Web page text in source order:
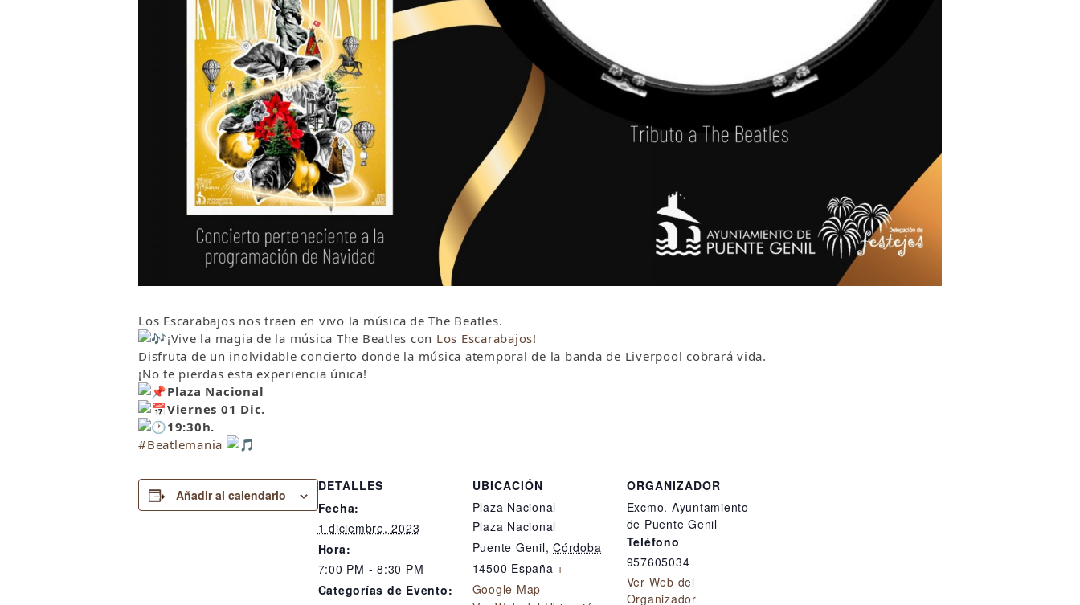
Los Escarabajos nos traen en vivo la música de The Beatles.
¡Vive la magia de la música The Beatles con Los Escarabajos!
Disfruta de un inolvidable concierto donde la música atemporal de la banda de Liverpool cobrará vida.
¡No te pierdas esta experiencia única!
Plaza Nacional
Viernes 01 Dic.
19:30h.
#Beatlemania
Añadir al calendario
DETALLES
Fecha:
1 diciembre, 2023
Hora:
7:00 PM - 8:30 PM
Categorías de Evento:
UBICACIÓN
Plaza Nacional
Plaza Nacional
Puente Genil, Córdoba
14500 España +
Google Map
ORGANIZADOR
Excmo. Ayuntamiento
de Puente Genil
Teléfono
957605034
Ver Web del
Organizador